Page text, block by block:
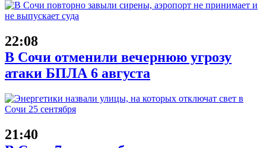
22:08
В Сочи отменили вечернюю угрозу
атаки БПЛА 6 августа
21:40